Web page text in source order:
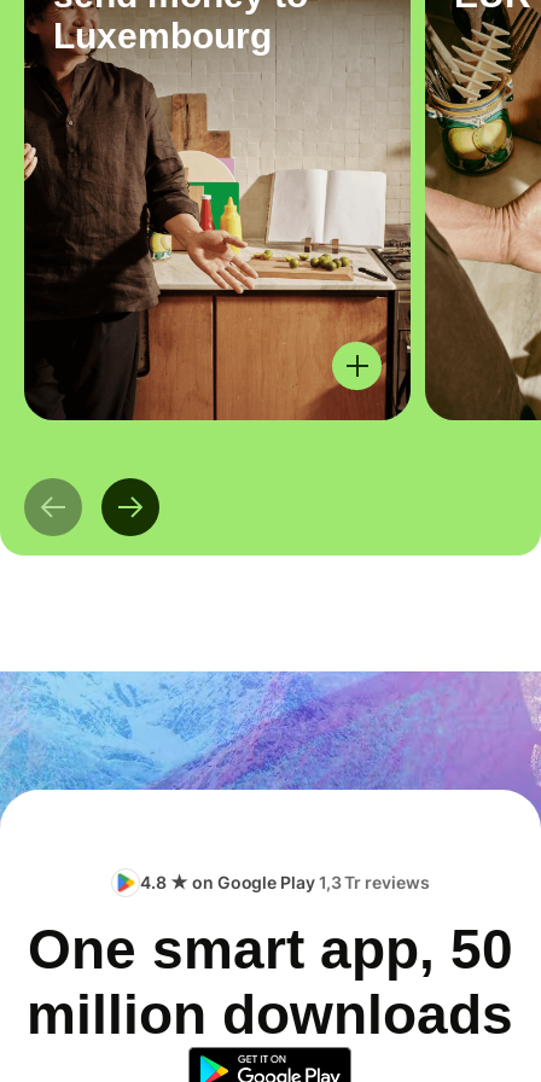
Luxembourg
4.8 ★ on Google Play1,3 Tr reviews
One smart app, 50
million downloads